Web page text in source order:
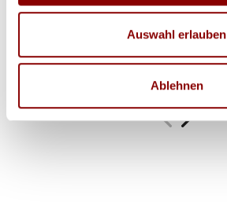
Auswahl erlauben
Ablehnen